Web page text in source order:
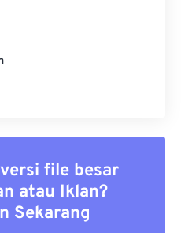
file besar
atau Iklan?
Sekarang